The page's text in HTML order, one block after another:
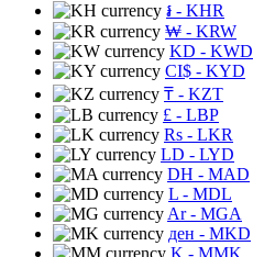
៛ - KHR
₩ - KRW
KD - KWD
CI$ - KYD
₸ - KZT
£ - LBP
Rs - LKR
LD - LYD
DH - MAD
L - MDL
Ar- MGA
ден - MKD
K - MMK